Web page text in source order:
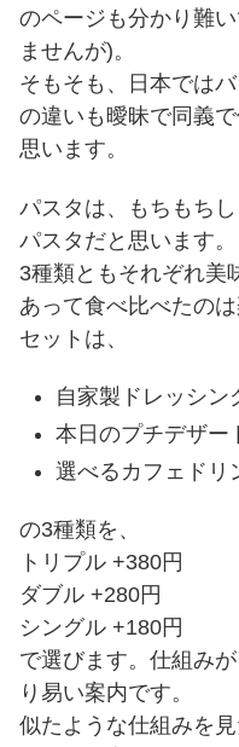
のページも分かり難
ませんが)。
そもそも、日本では
の違いも曖昧で同義
思います。
パスタは、もちもち
パスタだと思います。
3種類ともそれぞれ美
あって食べ比べたのは
セットは、
自家製ドレッシン
本日のプチデザー
選べるカフェドリ
の3種類を、
トリプル +380円
ダブル +280円
シングル +180円
で選びます。仕組み
り易い案内です。
似たような仕組みを